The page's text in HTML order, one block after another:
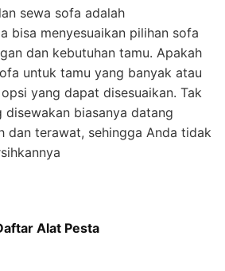
sewa sofa adalah
bisa menyesuaikan pilihan sofa
dan kebutuhan tamu. Apakah
untuk tamu yang banyak atau
yang dapat disesuaikan. Tak
disewakan biasanya datang
dan terawat, sehingga Anda tidak
Alat Pesta